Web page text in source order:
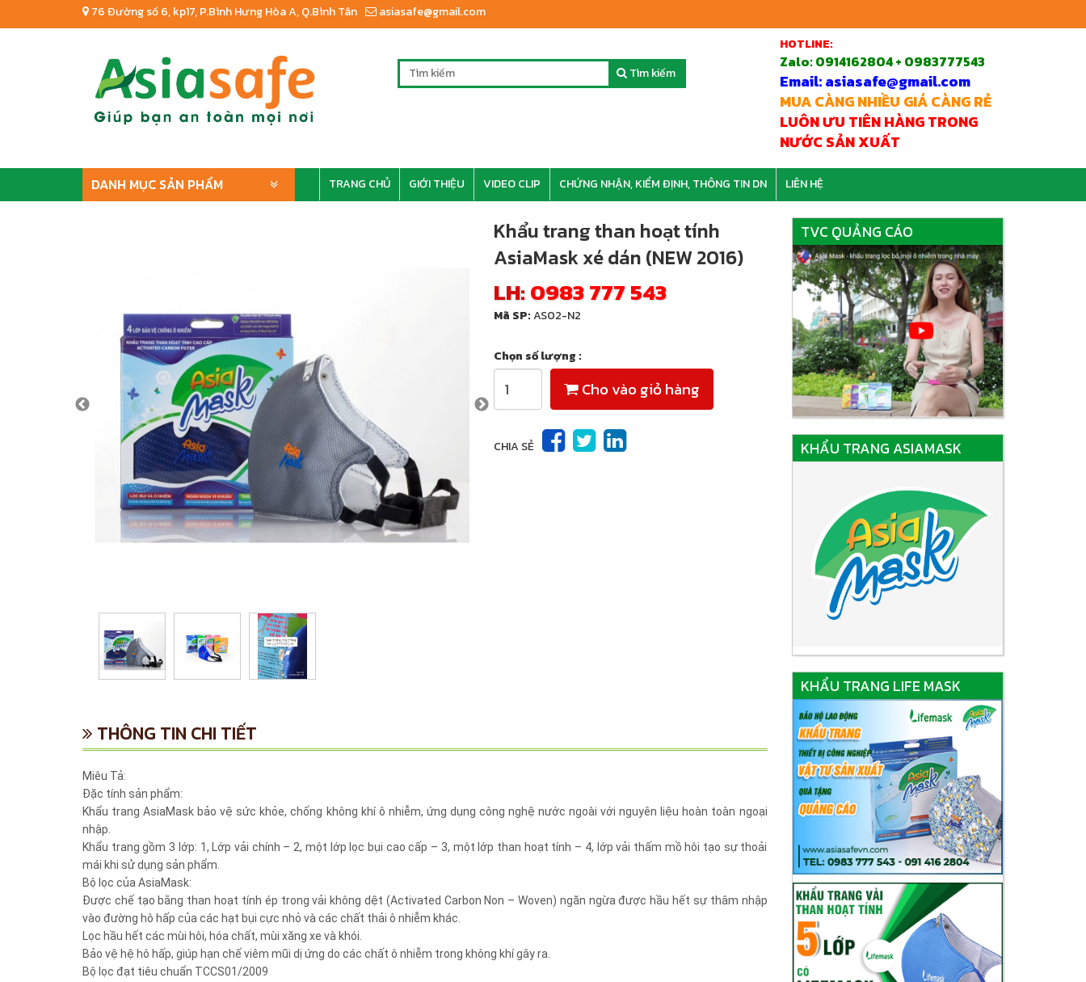
76 Đường số 6, kp17, P.Bình Hưng Hòa A, Q.Bình Tân asiasafe@gmail.com
Tìm kiếm
HOTLINE:
Zalo:0914162804 + 0983777543
Email: asiasafe@gmail.com
MUA CÀNG NHIỀU GIÁ CÀNG RẺ
LUÔN ƯU TIÊN HÀNG TRONG
NƯỚC SẢN XUẤT
DANH MỤC SẢN PHẨM TRANG CHỦ GIỚI THIỆU VIDEO CLIP CHỨNG NHẬN, KIỂM ĐỊNH, THÔNG TIN DN LIÊN HỆ
Khẩu trang than hoạt tính
AsiaMask xé dán (NEW 2016)
LH:0983 777 543
Mã SP:AS02-N2
Chọn số lượng :
Cho vào giỏ hàng
CHIA SẺ
THÔNG TIN CHI TIẾT
Miêu Tả:
Đặc tính sản phẩm:
Khẩu trang AsiaMask bảo vệ sức khỏe, chống không khí ô nhiễm, ứng dụng công nghệ nước ngoài với nguyên liệu hoàn toàn ngoại
nhập.
Khẩu trang gồm 3 lớp: 1, Lớp vải chính – 2, một lớp lọc bụi cao cấp – 3, một lớp than hoạt tính – 4, lớp vải thấm mồ hôi tạo sự thoải
mái khi sử dụng sản phẩm.
Bộ lọc của AsiaMask:
Được chế tạo bằng than hoạt tính ép trong vải không dệt (Activated Carbon Non – Woven) ngăn ngừa được hầu hết sự thâm nhập
vào đường hô hấp của các hạt bụi cực nhỏ và các chất thải ô nhiễm khác.
Lọc hầu hết các mùi hôi, hóa chất, mùi xăng xe và khói.
Bảo vệ hệ hô hấp, giúp hạn chế viêm mũi dị ứng do các chất ô nhiễm trong không khí gây ra.
Bộ lọc đạt tiêu chuẩn TCCS01/2009
TVC QUẢNG CÁO
KHẨU TRANG ASIAMASK
KHẨU TRANG LIFE MASK